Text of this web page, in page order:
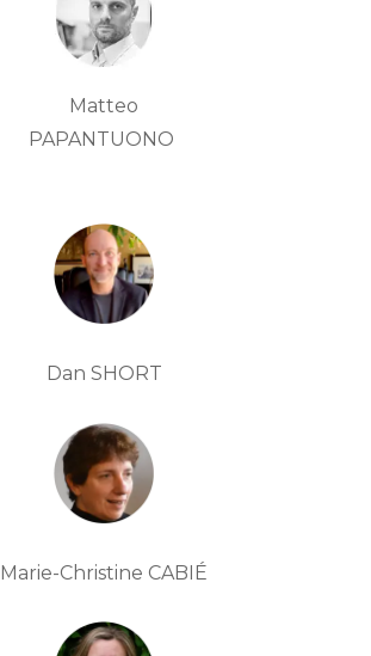
Matteo
PAPANTUONO
Dan SHORT
Marie-Christine CABIÉ